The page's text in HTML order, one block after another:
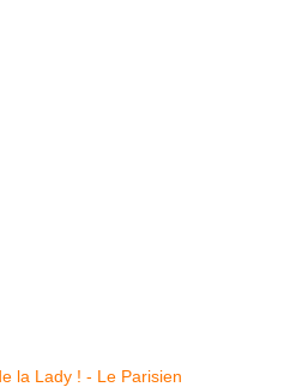
la Lady ! - Le Parisien